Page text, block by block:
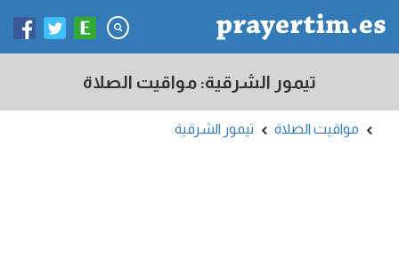
تيمور الشرقية: مواقيت الصلاة
مواقيت الصلاة تيمور الشرقية